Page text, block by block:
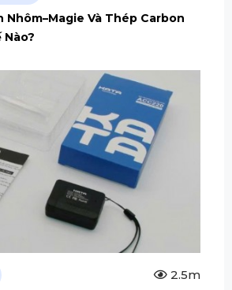
Nhôm–Magie Và Thép Carbon
Nào?
2.5m